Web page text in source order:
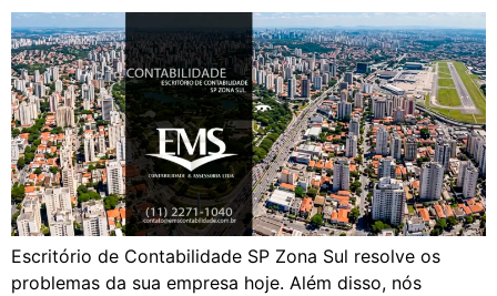
Escritório de Contabilidade SP Zona Sul resolve os
problemas da sua empresa hoje. Além disso, nós